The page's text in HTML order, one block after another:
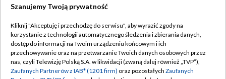
TVP
Abonament TVP
Emisja w TVP
Regulamin TVP
Polityka prywatności
Szanujemy Twoją prywatność
Kliknij "Akceptuję i przechodzę do serwisu", aby wyrazić zgody na
korzystanie z technologii automatycznego śledzenia i zbierania danych,
dostęp do informacji na Twoim urządzeniu końcowym i ich
przechowywanie oraz na przetwarzanie Twoich danych osobowych przez
nas, czyli Telewizję Polską S.A. w likwidacji (zwaną dalej również „TVP”),
Zaufanych Partnerów z IAB* (1201 firm) oraz pozostałych Zaufanych